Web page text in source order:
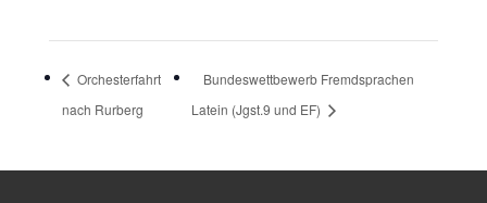
Orchesterfahrt
nach Rurberg
Bundeswettbewerb Fremdsprachen
Latein (Jgst.9 und EF)